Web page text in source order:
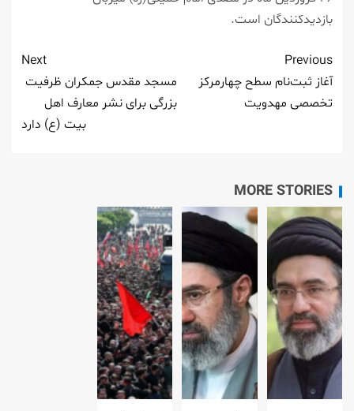
بازدیدکنندگان است.
Previous
آغاز ثبت‌نام سطح چهارمرکز
تخصصی مهدویت
Next
مسجد مقدس جمکران ظرفیت
بزرگی برای نشر معارف اهل
بیت (ع) دارد
MORE STORIES